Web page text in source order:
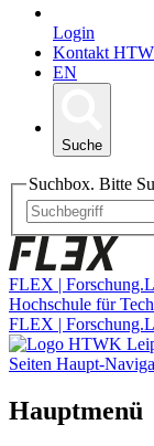
Login
Kontakt
EN
Suche
Suchbox. Bitte
FLEX |
Hochschule für
FLEX |
Seiten Haupt-
Hauptmenü